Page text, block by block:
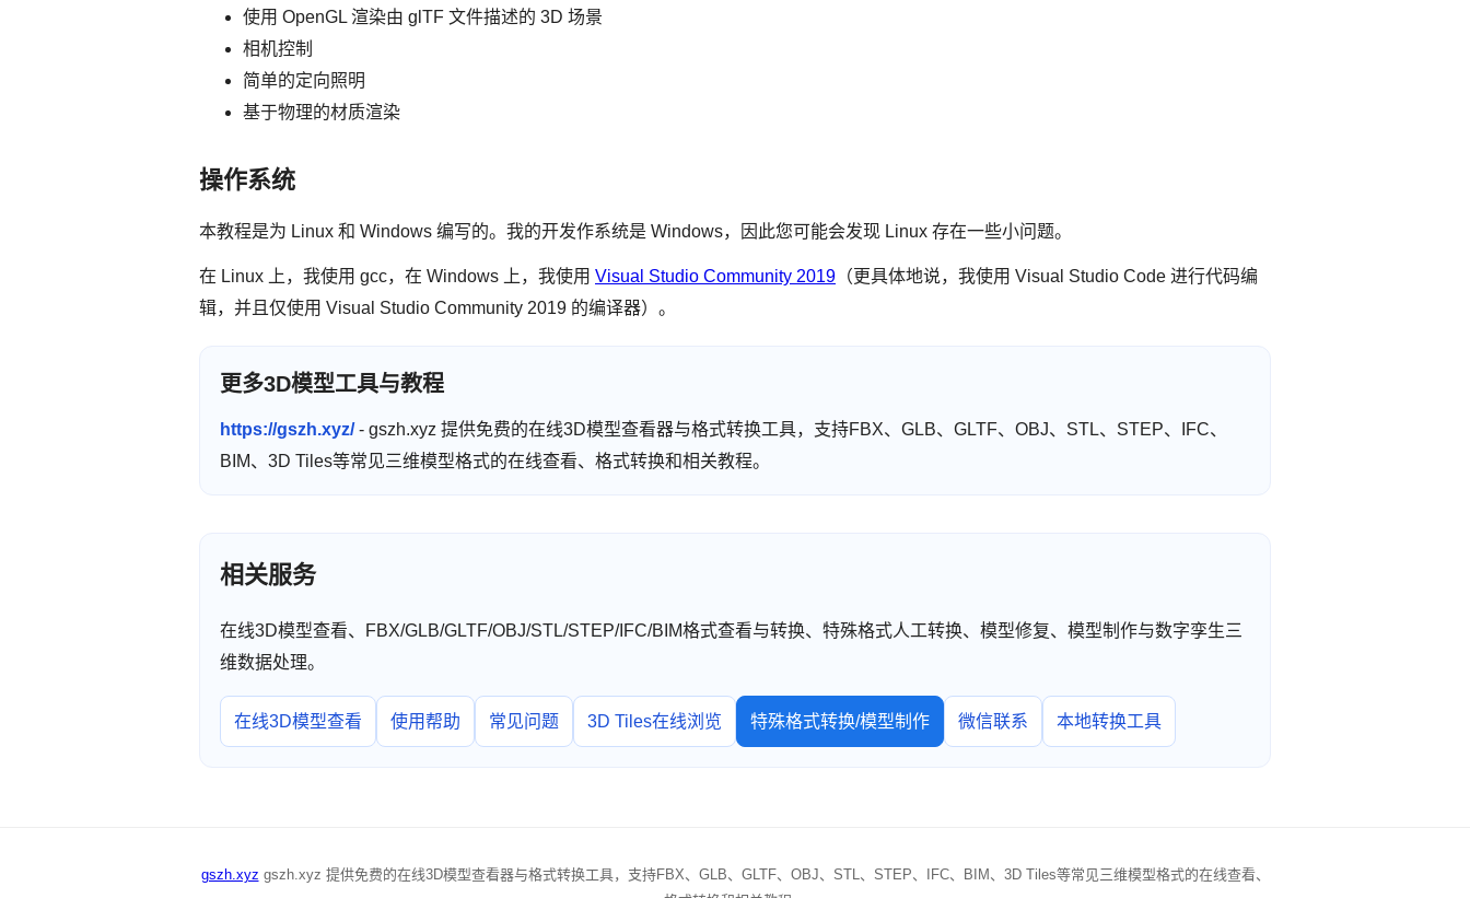
使用 OpenGL 渲染由 glTF 文件描述的 3D 场景
相机控制
简单的定向照明
基于物理的材质渲染
操作系统
本教程是为 Linux 和 Windows 编写的。我的开发作系统是 Windows，因此您可能会发现 Linux 存在一些小问题。
在 Linux 上，我使用 gcc，在 Windows 上，我使用 Visual Studio Community 2019 （更具体地说，我使用 Visual Studio Code 进行代码编
辑，并且仅使用 Visual Studio Community 2019 的编译器）。
更多3D模型工具与教程
https://gszh.xyz/- gszh.xyz 提供免费的在线3D模型查看器与格式转换工具，支持FBX、GLB、GLTF、OBJ、STL、STEP、IFC、
BIM、3D Tiles等常见三维模型格式的在线查看、格式转换和相关教程。
相关服务
在线3D模型查看、FBX/GLB/GLTF/OBJ/STL/STEP/IFC/BIM格式查看与转换、特殊格式人工转换、模型修复、模型制作与数字孪生三
维数据处理。
在线3D模型查看 使用帮助 常见问题 3D Tiles在线浏览 特殊格式转换/模型制作 微信联系 本地转换工具
gszh.xyz gszh.xyz 提供免费的在线3D模型查看器与格式转换工具，支持FBX、GLB、GLTF、OBJ、STL、STEP、IFC、BIM、3D Tiles等常见三维模型格式的在线查看、